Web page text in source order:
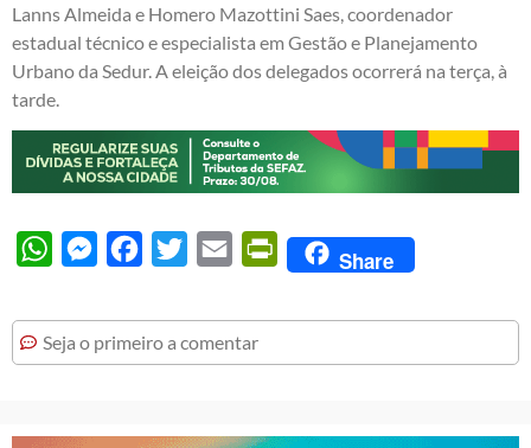
Lanns Almeida e Homero Mazottini Saes, coordenador
estadual técnico e especialista em Gestão e Planejamento
Urbano da Sedur. A eleição dos delegados ocorrerá na terça, à
tarde.
WhatsAppMessengerFacebook
Twitter Email PrintFriendly
Share
Seja o primeiro a comentar